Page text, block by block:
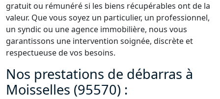
gratuit ou rémunéré si les biens récupérables ont de la
valeur. Que vous soyez un particulier, un professionnel,
un syndic ou une agence immobilière, nous vous
garantissons une intervention soignée, discrète et
respectueuse de vos besoins.
Nos prestations de débarras à
Moisselles (95570) :